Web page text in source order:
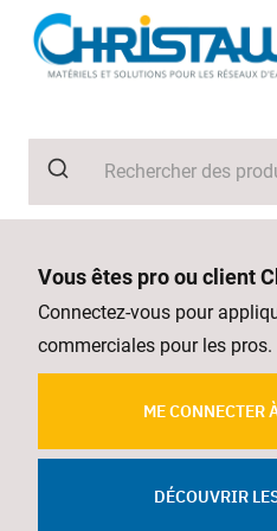
Vous êtes pro ou client
Connectez-vous pour
commerciales pour les pros.
ME CONNECTER
DÉCOUVRIR